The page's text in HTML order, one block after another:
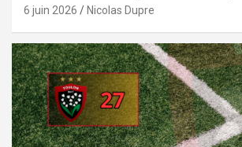
6 juin 2026 Nicolas Dupre